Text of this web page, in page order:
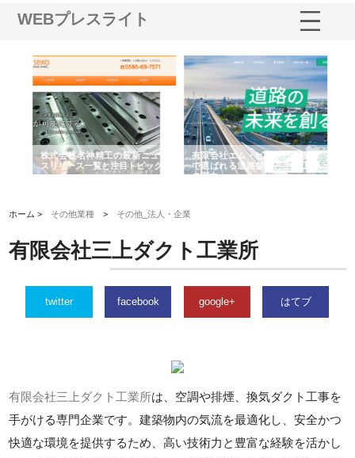
WEBプレスライト
株式会社名神精工の最新ニュー
スリリース一覧と注目トピック
有限会社エム・ビルドが南多摩
で選ばれる道路舗装と土木工事
の実力
ホーム > その他業種 > その他_法人・企業
有限会社三上ダクト工業所
twitter facebook google+ はてブ
有限会社三上ダクト工業所は、空調や排煙、換気ダクト工事を
手がける専門企業です。建築物内の気流を最適化し、安全かつ
快適な環境を提供するため、高い技術力と豊富な経験を活かし